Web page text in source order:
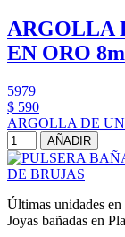
ARGOLLA
EN ORO
5979
$ 590
ARGOLLA DE
AÑADIR
Últimas unidades en
Joyas bañadas en